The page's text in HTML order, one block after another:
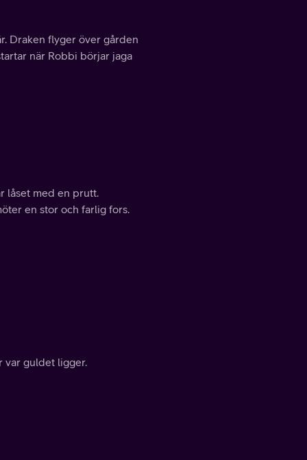
Draken flyger över gården
när Robbi börjar jaga
låset med en prutt.
en stor och farlig fors.
var guldet ligger.